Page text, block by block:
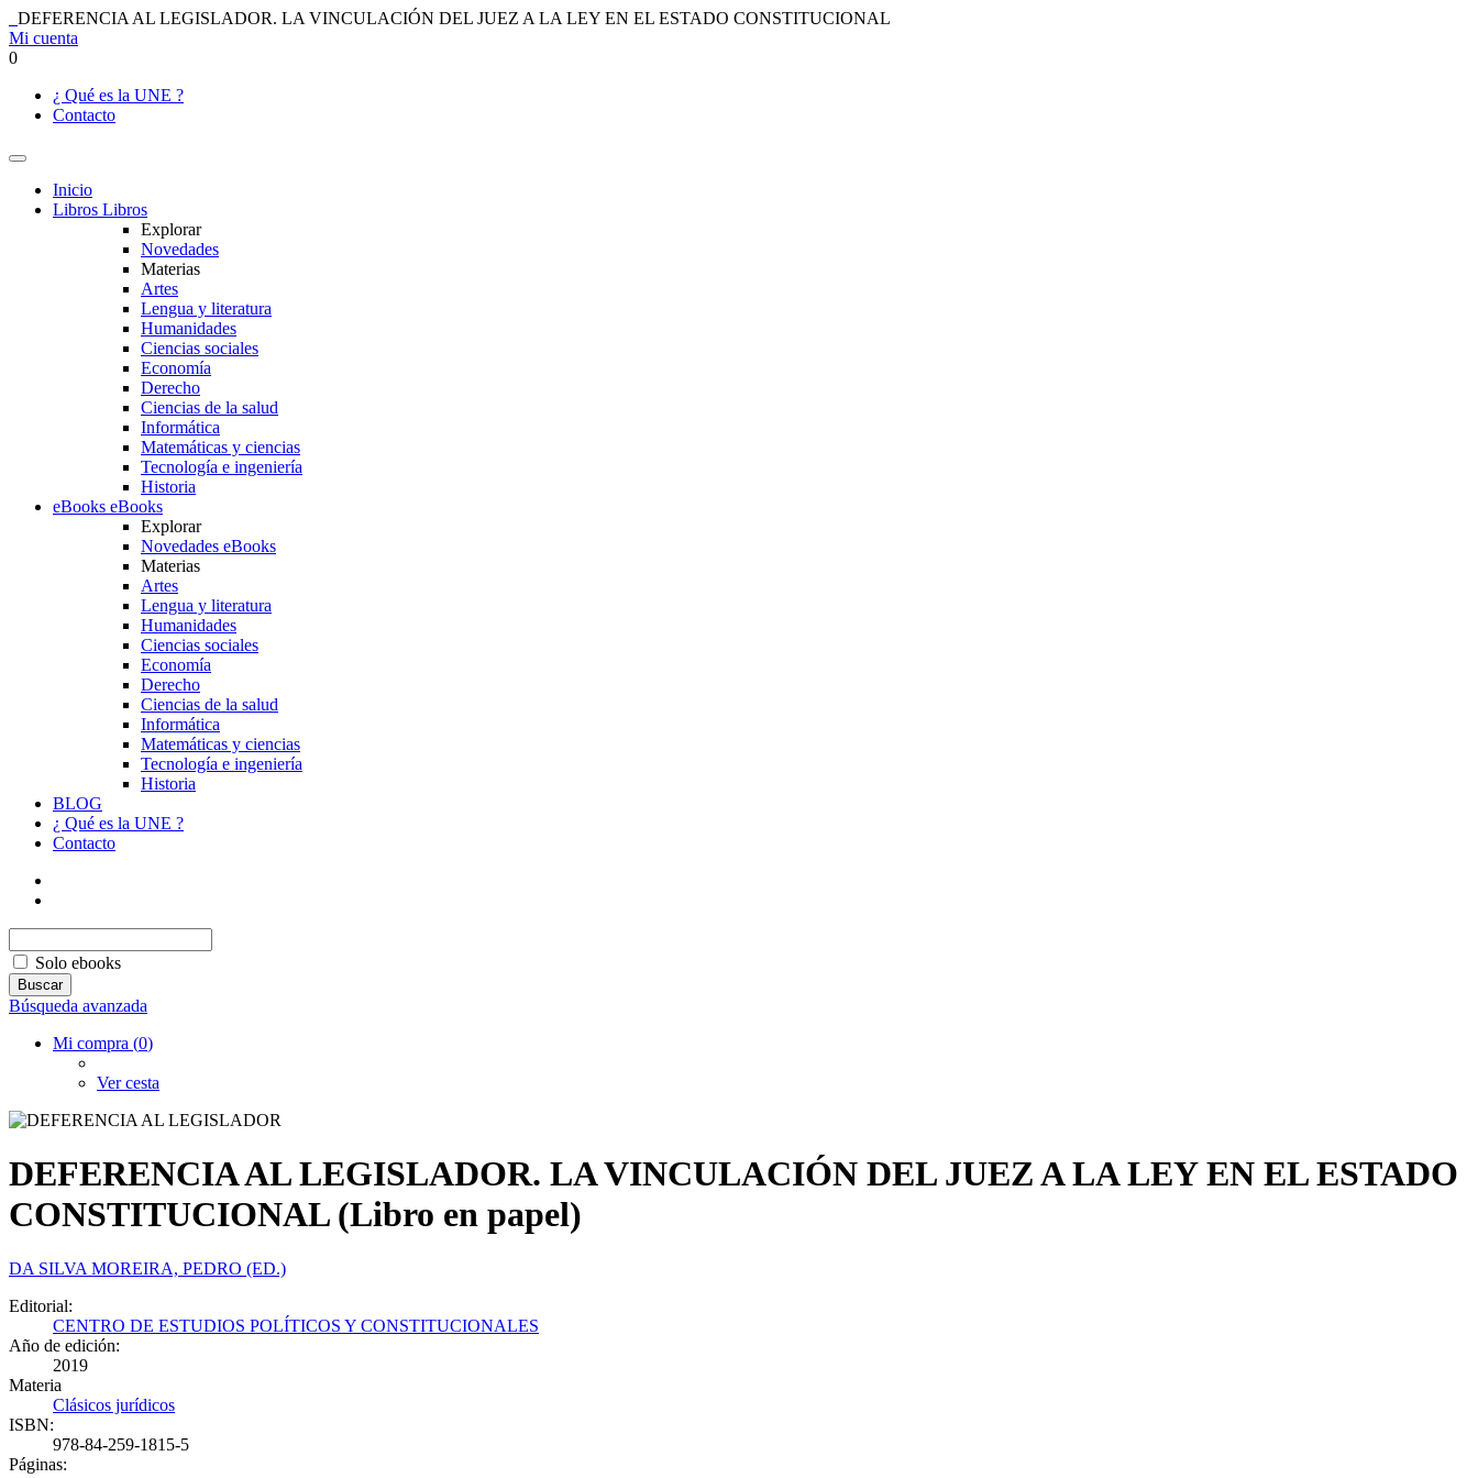
DEFERENCIA AL LEGISLADOR. LA VINCULACIÓN DEL JUEZ A LA LEY EN EL ESTADO CONSTITUCIONAL
Mi cuenta
0
¿ Qué es la UNE ?
Contacto
Inicio
Libros Libros
Explorar
Novedades
Materias
Artes
Lengua y literatura
Humanidades
Ciencias sociales
Economía
Derecho
Ciencias de la salud
Informática
Matemáticas y ciencias
Tecnología e ingeniería
Historia
eBooks eBooks
Explorar
Novedades eBooks
Materias
Artes
Lengua y literatura
Humanidades
Ciencias sociales
Economía
Derecho
Ciencias de la salud
Informática
Matemáticas y ciencias
Tecnología e ingeniería
Historia
BLOG
¿ Qué es la UNE ?
Contacto
Solo ebooks
Búsqueda avanzada
Mi compra (0)
Ver cesta
DEFERENCIA AL LEGISLADOR. LA VINCULACIÓN DEL JUEZ A LA LEY EN EL ESTADO
CONSTITUCIONAL (Libro en papel)
DA SILVA MOREIRA, PEDRO (ED.)
Editorial:
CENTRO DE ESTUDIOS POLÍTICOS Y CONSTITUCIONALES
Año de edición:
2019
Materia
Clásicos jurídicos
ISBN:
978-84-259-1815-5
Páginas: